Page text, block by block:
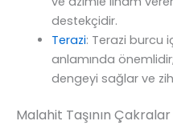
destekçidir.
Terazi: Terazi burcu
anlamında
dengeyi sağlar ve
Malahit Taşının